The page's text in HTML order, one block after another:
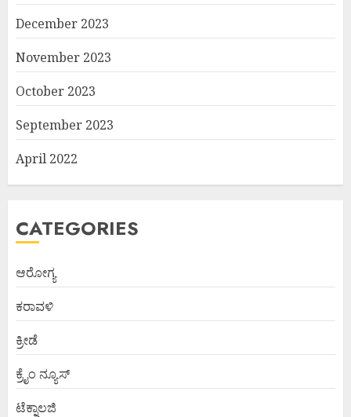
December 2023
November 2023
October 2023
September 2023
April 2022
CATEGORIES
ಆರೋಗ್ಯ
ಕರಾವಳಿ
ಕ್ರೀಡೆ
ಕ್ರೈಂ ನ್ಯೂಸ್
ಟೆಕ್ನಾಲಜಿ